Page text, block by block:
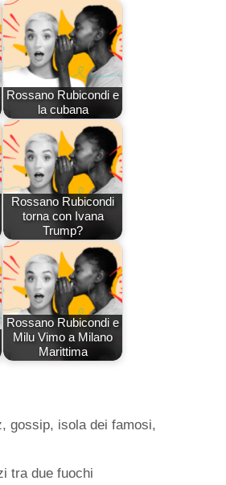
Rossano Rubicondi e
la cubana
Rossano Rubicondi
torna con Ivana
Trump?
Rossano Rubicondi e
Milu Vimo a Milano
Marittima
,gossip, isola dei famosi,
tra due fuochi